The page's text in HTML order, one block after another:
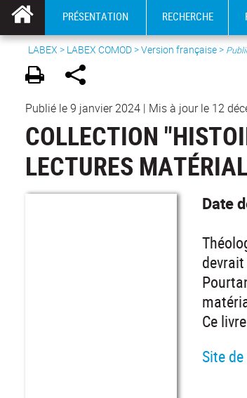
PRÉSENTATION RECHERCHE
LABEX > LABEX COMOD>Version française>
Publié le 9 janvier 2024 | Mis à jour le 12
COLLECTION
LECTURES
Date
Ce
Site